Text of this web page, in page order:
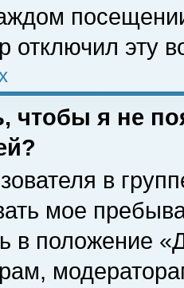
отключил эту
чтобы я не
в
мое
в положение